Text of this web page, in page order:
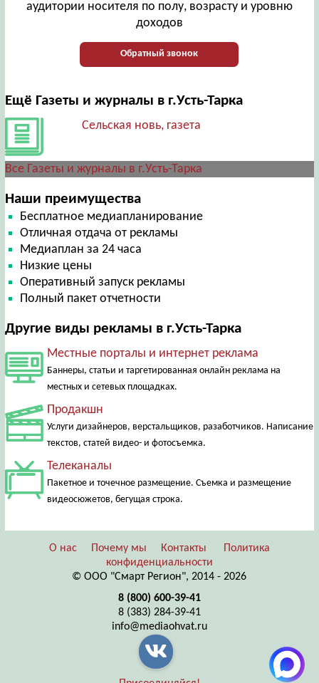
аудитории носителя по полу, возрасту и уровню
доходов
Обратный звонок
Ещё Газеты и журналы в г.Усть-Тарка
Сельская новь, газета
Все Газеты и журналы в г.Усть-Тарка
Наши преимущества
Бесплатное медиапланирование
Отличная отдача от рекламы
Медиаплан за 24 часа
Низкие цены
Оперативный запуск рекламы
Полный пакет отчетности
Другие виды рекламы в г.Усть-Тарка
Местные порталы и интернет реклама
Баннеры, статьи и таргетированная онлайн реклама на
местных и сетевых площадках.
Продакшн
Услуги дизайнеров, верстальщиков, разаботчиков. Написание
текстов, статей видео- и фотосъемка.
Телеканалы
Пакетное и точечное размещение. Съемка и размещение
видеосюжетов, бегущая строка.
О нас Почему мы Контакты
Политика
конфиденциальности
© ООО "Смарт Регион", 2014 - 2026
8 (800) 600-39-41
8 (383) 284-39-41
info@mediaohvat.ru